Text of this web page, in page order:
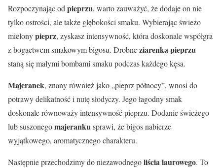
Rozpoczynając od pieprzu, warto zauważyć, że dodaje on nie
tylko ostrości, ale także głębokości smaku. Wybierając świeżo
mielonypieprz, zyskasz intensywność, która doskonale współgra
z bogactwem smakowym bigosu. Drobneziarenka pieprzu
staną się małymi bombami smaku podczas każdego kęsa.
Majeranek, znany również jako „pieprz północy”, wnosi do
potrawy delikatność i nutę słodyczy. Jego łagodny smak
doskonale równoważy intensywność pieprzu. Dodanie świeżego
lub suszonegomajeranku sprawi, że bigos nabierze
wyjątkowego, aromatycznego charakteru.
Następnie przechodzimy do niezawodnegoliścia laurowego. To